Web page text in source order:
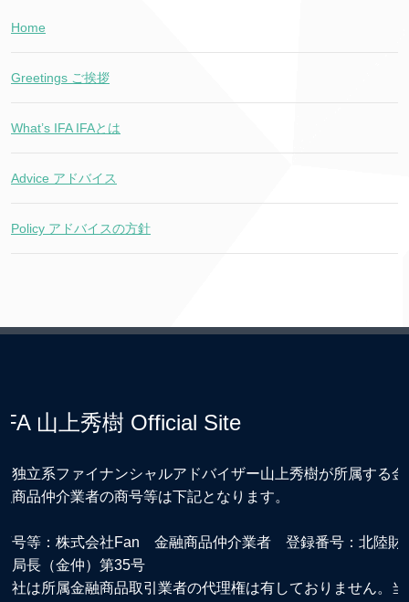
Home
Greetings ご挨拶
What’s IFA IFAとは
Advice アドバイス
Policy アドバイスの方針
山上秀樹 Official Site
独立系ファイナンシャルアドバイザー山上秀樹が所属する金
商品仲介業者の商号等は下記となります。
号等：株式会社Fan 金融商品仲介業者 登録番号：北陸財
局長（金仲）第35号
社は所属金融商品取引業者の代理権は有しておりません。当